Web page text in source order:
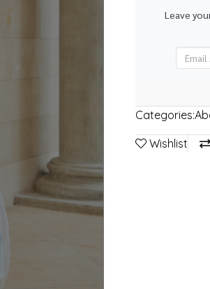
Leave
Categories:
Wishlist